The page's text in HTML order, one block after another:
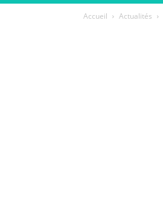
Accueil Actualités